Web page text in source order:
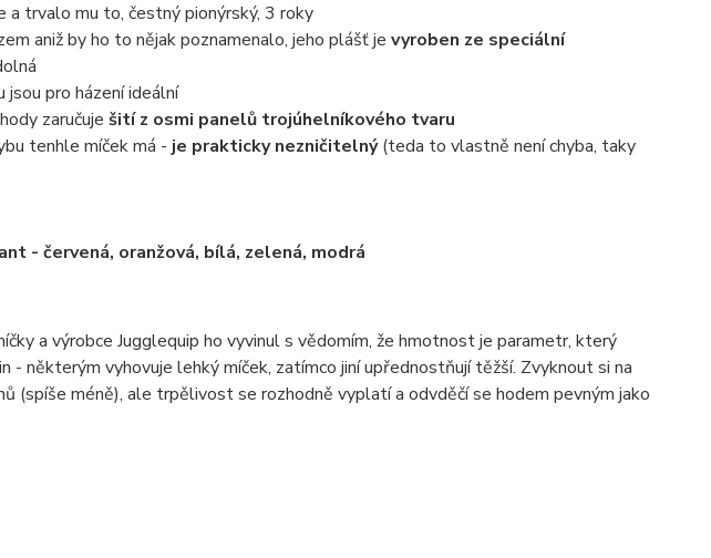
trvalo mu to, čestný pionýrský, 3 roky
aniž by ho to nějak poznamenalo, jeho plášť je vyroben ze speciální
pro házení ideální
zaručuje šití z osmi panelů trojúhelníkového tvaru
tenhle míček má - je prakticky nezničitelný(teda to vlastně není chyba, taky
- červená, oranžová, bílá, zelená, modrá
a výrobce Jugglequip ho vyvinul s vědomím, že hmotnost je parametr, který
- některým vyhovuje lehký míček, zatímco jiní upřednostňují těžší. Zvyknout si na
(spíše méně), ale trpělivost se rozhodně vyplatí a odvděčí se hodem pevným jako